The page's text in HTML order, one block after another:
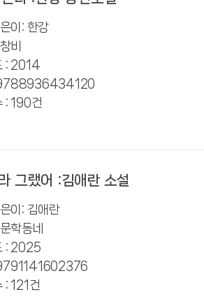
이: 한강
비
: 2014
: 190건
그랬어 :김애란 소설
이: 김애란
학동네
: 2025
: 121건